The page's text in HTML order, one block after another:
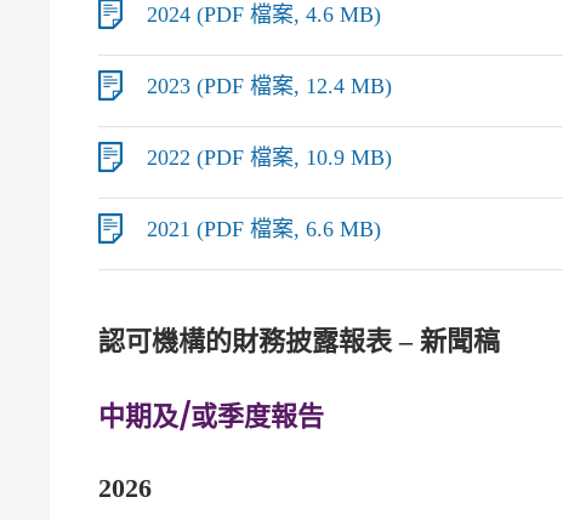
2024 (PDF 檔案, 4.6 MB)
2023 (PDF 檔案, 12.4 MB)
2022 (PDF 檔案, 10.9 MB)
2021 (PDF 檔案, 6.6 MB)
認可機構的財務披露報表 – 新聞稿
中期及/或季度報告
2026